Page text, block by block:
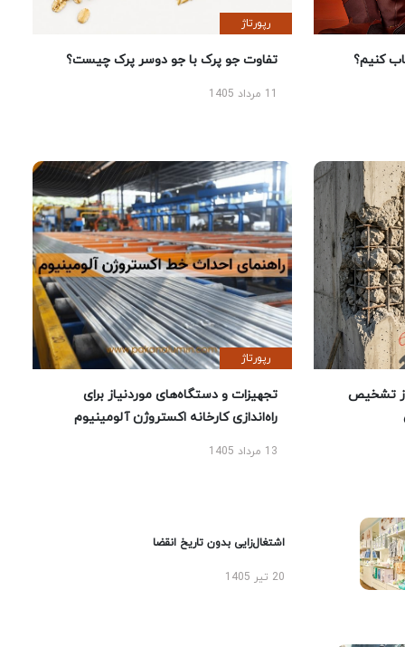
کنیم؟
رپورتاژ
تفاوت جو پرک با جو دوسر پرک چیست؟
تشخیص
رپورتاژ
تجهیزات و دستگاه‌های موردنیاز برای
راه‌اندازی کارخانه اکستروژن آلومینیوم
13 مرداد 1405
اشتغال‌زایی بدون تاریخ انقضا
20 تیر 1405